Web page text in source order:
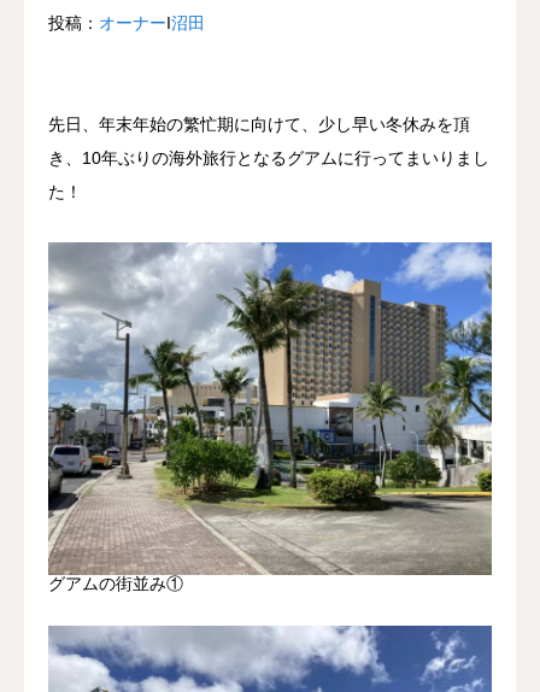
投稿： オーナーΙ沼田
先日、年末年始の繁忙期に向けて、少し早い冬休みを頂
き、10年ぶりの海外旅行となるグアムに行ってまいりまし
た！
グアムの街並み①